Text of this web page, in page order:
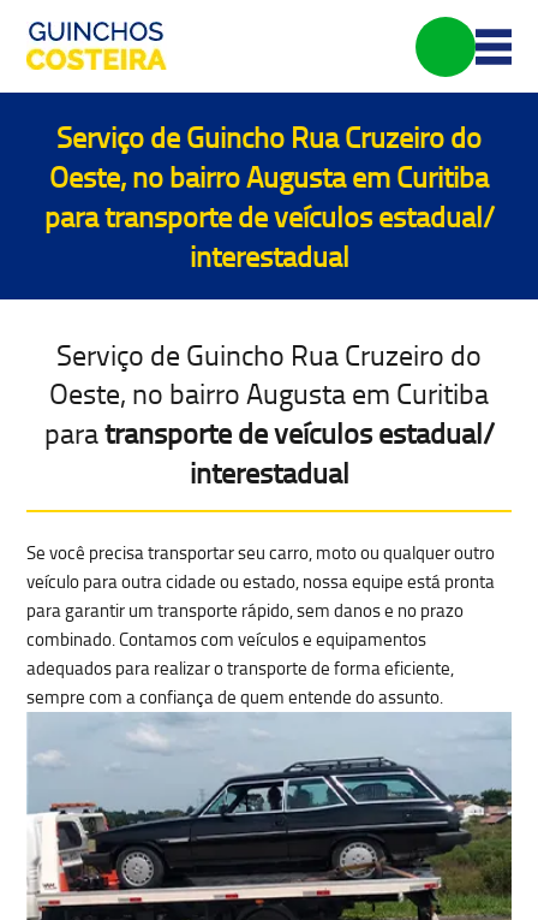
Serviço de Guincho Rua Cruzeiro do
Oeste, no bairro Augusta em Curitiba
paratransporte de veículos estadual/
interestadual
Serviço de Guincho Rua Cruzeiro do
Oeste, no bairro Augusta em Curitiba
paratransporte de veículos estadual/
interestadual
Se você precisatransportar seu carro, moto ou qualquer outro
veículopara outra cidade ou estado, nossa equipe está pronta
para garantir umtransporte rápido, sem danos e no prazo
combinado. Contamos com veículos e equipamentos
adequados para realizar o transporte de forma eficiente,
sempre com a confiança de quem entende do assunto.